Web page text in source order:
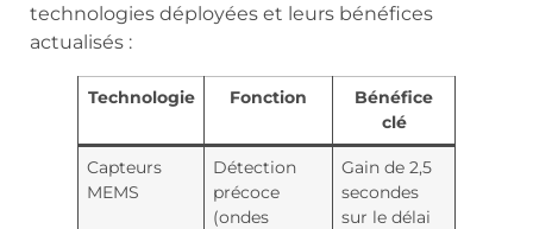
technologies déployées et leurs bénéfices
actualisés :
Technologie Fonction
Bénéfice
clé
Capteurs
MEMS
Détection
précoce
(ondes
Gain de 2,5
secondes
sur le délai